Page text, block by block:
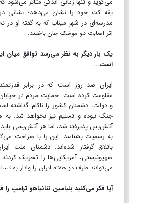
می‌گوید و تنها زمانی اندکی متأثر
مدرسه‌ای در شهر میناب که به گفته او در
اثر اصابت دو موشک جان باختند.
یک بار دیگر به نظر می‌رسد توافق میان
است...
ایران صد روز است که در برابر
مقاومت کرده است. حمایت مردم در
و دولت، دشمنان کشور را ناکام گذاشته
جنگ نبوده و تسلیم نیز نخواهد شد. به
آتش‌بس پذیرفته شد، اما هر آتش‌بسی باید
به رسمیت بشناسد. این را با صراحت
باتلاق گرفتار شده‌اند. دشمنان ملت
صهیونیستی، آمریکایی‌ها را تحریک کردند
می‌توانند ظرف دو هفته ایران را وادار به
آیا فکر می‌کنید بنیامین نتانیاهو ترامپ